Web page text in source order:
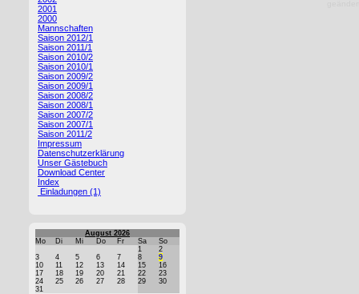
2001
2000
Mannschaften
Saison 2012/1
Saison 2011/1
Saison 2010/2
Saison 2010/1
Saison 2009/2
Saison 2009/1
Saison 2008/2
Saison 2008/1
Saison 2007/2
Saison 2007/1
Saison 2011/2
Impressum
Datenschutzerklärung
Unser Gästebuch
Download Center
Index
Einladungen (1)
August 2026
Mo
Di Mi Do Fr Sa
So
1
2
3
4 5 6 7 8
9
10
11 12 13 14 15
16
17
18 19 20 21 22
23
24
25 26 27 28 29
30
31